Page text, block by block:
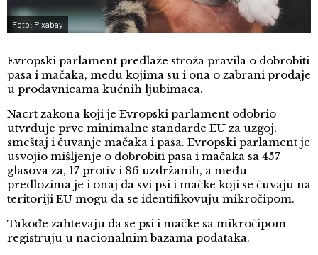
Foto: Pixabay
Evropski parlament predlaže stroža pravila o dobrobiti
pasa i mačaka, među kojima su i ona o zabrani prodaje
u prodavnicama kućnih ljubimaca.
Nacrt zakona koji je Evropski parlament odobrio
utvrđuje prve minimalne standarde EU za uzgoj,
smeštaj i čuvanje mačaka i pasa. Evropski parlament je
usvojio mišljenje o dobrobiti pasa i mačaka sa 457
glasova za, 17 protiv i 86 uzdržanih, a među
predlozima je i onaj da svi psi i mačke koji se čuvaju na
teritoriji EU mogu da se identifikovuju mikročipom.
Takođe zahtevaju da se psi i mačke sa mikročipom
registruju u nacionalnim bazama podataka.